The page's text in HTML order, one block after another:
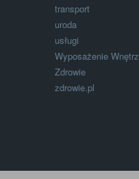
transport
uroda
usługi
Wyposażenie Wnętrz
Zdrowie
zdrowie.pl